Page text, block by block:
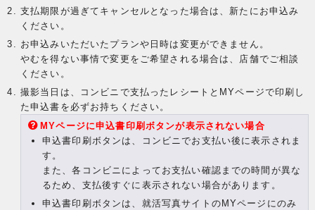
支払期限が過ぎてキャンセルとなった場合は、新たにお申込み
ください。
お申込みいただいたプランや日時は変更ができません。
やむを得ない事情で変更をご希望される場合は、店舗でご相談
ください。
撮影当日は、コンビニで支払ったレシートとMYページで印刷し
た申込書を必ずお持ちください。
MYページに申込書印刷ボタンが表示されない場合
申込書印刷ボタンは、コンビニでお支払い後に表示されま
す。
また、各コンビニによってお支払い確認までの時間が異な
るため、支払後すぐに表示されない場合があります。
申込書印刷ボタンは、就活写真サイトのMYページにのみ